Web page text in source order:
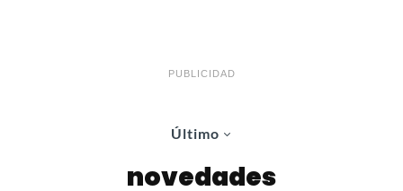
PUBLICIDAD
Último
novedades